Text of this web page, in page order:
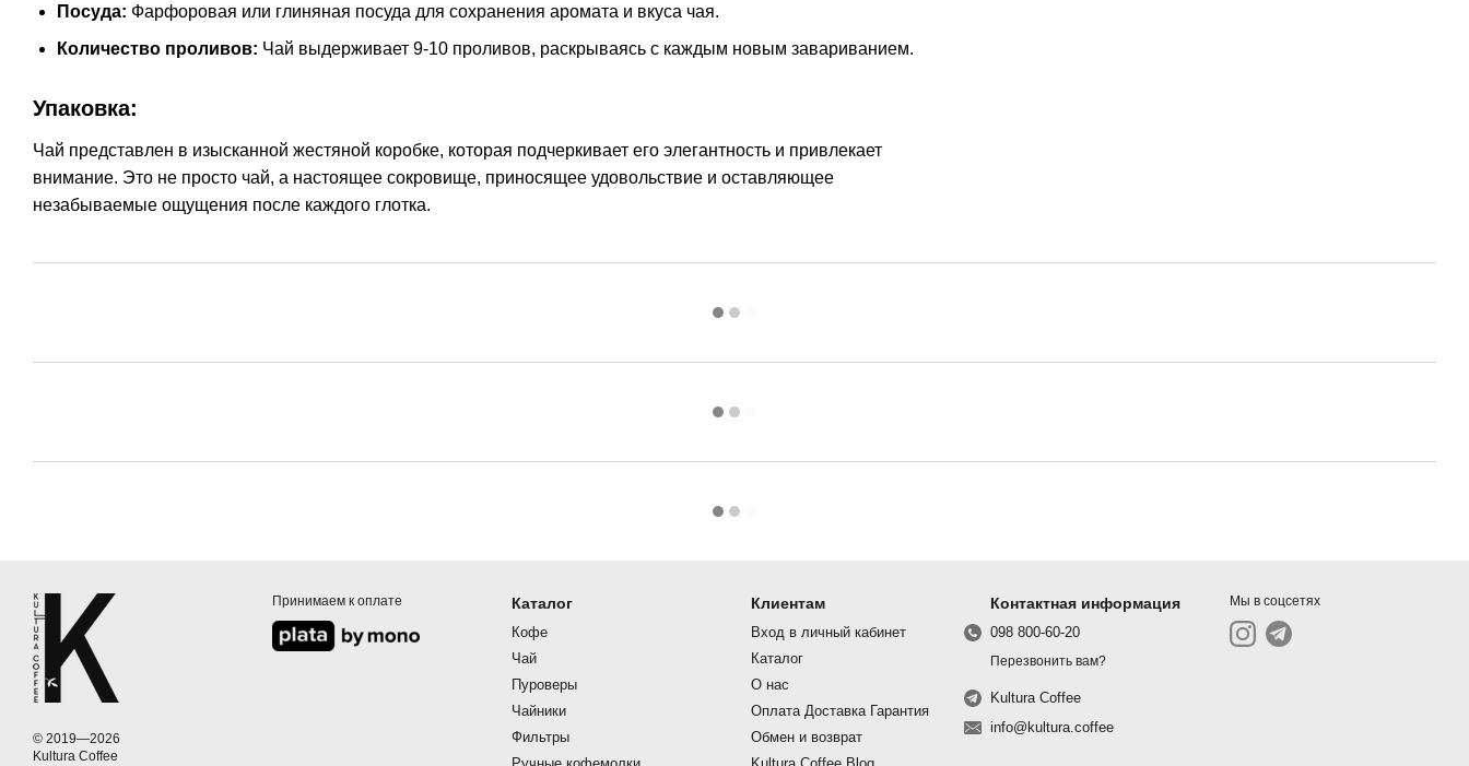
Посуда: Фарфоровая или глиняная посуда для сохранения аромата и вкуса чая.
Количество проливов: Чай выдерживает 9-10 проливов, раскрываясь с каждым новым завариванием.
Упаковка:
Чай представлен в изысканной жестяной коробке, которая подчеркивает его элегантность и привлекает
внимание. Это не просто чай, а настоящее сокровище, приносящее удовольствие и оставляющее
незабываемые ощущения после каждого глотка.
© 2019—2026
Kultura Coffee
Принимаем к оплате Каталог
Кофе
Чай
Пуроверы
Чайники
Фильтры
Клиентам
Вход в личный кабинет
Каталог
О нас
Оплата Доставка Гарантия
Обмен и возврат
Контактная информация
098 800-60-20
Перезвонить вам?
Kultura Coffee
info@kultura.coffee
Мы в соцсетях